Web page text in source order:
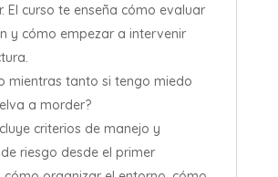
El curso te enseña cómo evaluar
y cómo empezar a intervenir
mientras tanto si tengo miedo
a morder?
criterios de manejo y
riesgo desde el primer